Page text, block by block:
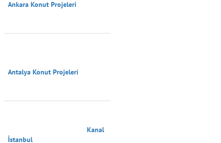
Ankara Konut Projeleri
Antalya Konut Projeleri
İstanbul